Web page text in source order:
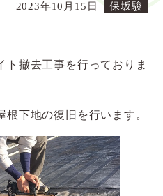
2023年10月15日 保坂駿
撤去工事を行っておりま
根下地の復旧を行います。